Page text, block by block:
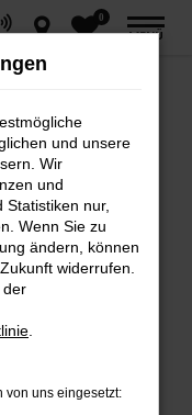
0
MENÜ
helfen können:
deine
Beispiel
und unsere
Wir
und
nur,
Wenn Sie zu
ändern, können
widerrufen.
der
von uns eingesetzt: